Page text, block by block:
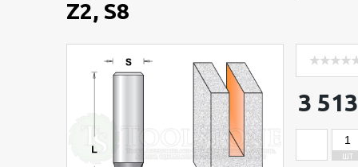
Z2, S8
3
ШТ